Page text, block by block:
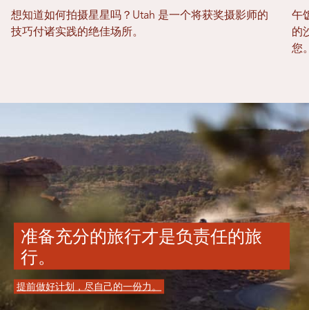
想知道如何拍摄星星吗？Utah 是一个将获奖摄影师的
技巧付诸实践的绝佳场所。
午
的
您
准备充分的旅行才是负责任的旅
行。
提前做好计划，尽自己的一份力。